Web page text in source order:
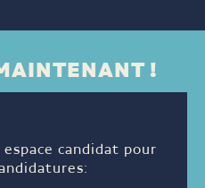
!
candidat pour